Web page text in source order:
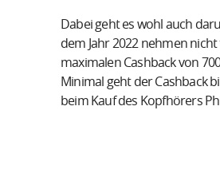
Dabei geht es wohl auch
dem Jahr 2022 nehmen
maximalen Cashback von
Minimal geht der Cashback
beim Kauf des Kopfhörers